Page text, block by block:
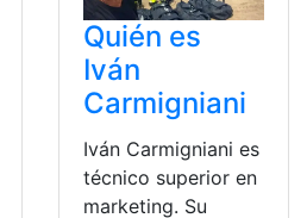
Quién es
Iván
Carmigniani
Iván Carmigniani es
técnico superior en
marketing. Su